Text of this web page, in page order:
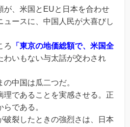
が、米国とEUと日本を合わせ
ュースに、中国人民が大喜びし
ろ
「東京の地価総額で、米国全
わいもない与太話が交わされ
中国は瓜二つだ。
理であることを実感させる。正
である。
破裂したときの強烈さは、日本